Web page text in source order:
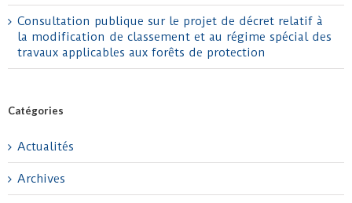
Consultation publique sur le projet de décret relatif à
la modification de classement et au régime spécial des
travaux applicables aux forêts de protection
Catégories
Actualités
Archives